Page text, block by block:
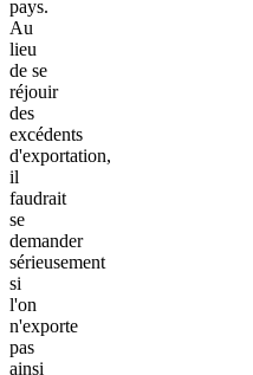
pays.
Au
lieu
de se
réjouir
des
excédents
d'exportation,
il
faudrait
se
demander
sérieusement
si
l'on
n'exporte
pas
ainsi